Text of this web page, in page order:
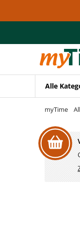
Zur Navigation
Alle
myTime